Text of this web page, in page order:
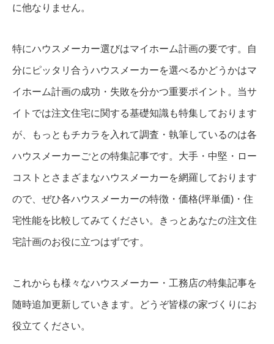
に他なりません。
特にハウスメーカー選びはマイホーム計画の要です。自
分にピッタリ合うハウスメーカーを選べるかどうかはマ
イホーム計画の成功・失敗を分かつ重要ポイント。当サ
イトでは注文住宅に関する基礎知識も特集しております
が、もっともチカラを入れて調査・執筆しているのは各
ハウスメーカーごとの特集記事です。大手・中堅・ロー
コストとさまざまなハウスメーカーを網羅しております
ので、ぜひ各ハウスメーカーの特徴・価格(坪単価)・住
宅性能を比較してみてください。きっとあなたの注文住
宅計画のお役に立つはずです。
これからも様々なハウスメーカー・工務店の特集記事を
随時追加更新していきます。どうぞ皆様の家づくりにお
役立てください。